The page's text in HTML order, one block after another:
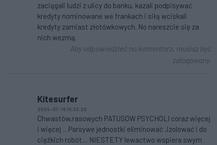
zaciągali ludzi z ulicy do banku, kazali podpisywać
kredyty nominowane we frankach i siłą wciskali
kredyty zamiast złotówkowych. No nareszcie się za
nich wezmą.
Aby odpowiedzieć na komentarz, musisz być
zalogowany.
Kitesurfer
2024-07-16 19:33:28
Chwastów,rasowych PATUSOW PSYCHOLI coraz więcej
i więcej ... Parsywe jednostki eliminować ,izolować i do
ciężkich robót.... NIESTETY lewactwo wspiera swym